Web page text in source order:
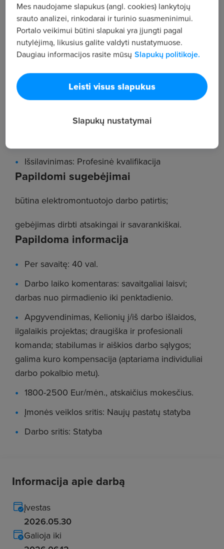
Darbo aprašymas
kabelių tiesimas; rozečių ir jungiklių montavimas,
elektros skydų įrengimas.
Darbas statybose ir renovacijos objektuose.
Reikalavimai
Pareigos: Elektromonteris
Išsilavinimas: Profesinė kvalifikacija
Papildomi sugebėjimai
būtina elektromontuotojo darbo patirtis;
gebėjimas dirbti atsakingai ir savarankiškai.
Papildoma informacija
Per savaitę: 40 val.
Darbo laiko komentaras: savaitgaliai laisvi;
darbas nuo pirmadienio iki penktadienio.
Apgyvendinimas, Kelionių į/iš darbo išlaidos,
ilgalaikis projektas; draugiška ir profesionali
komanda; stabilumas ir aiškios darbo sąlygos;
galima kuro kompensacija (aptariama individuliai
darbo pokalbio metu).
1800-2500 Eur/mėn., atskaičius mokesčius.
Įmonės veiklos sritis: Naujų pastatų statyba
Darbo sritis: Statyba
Informacija apie darbą
Įvestas
2026.05.30
Galioja iki
Mes naudojame slapukus (angl. cookies) lankytojų
srauto analizei, rinkodarai ir turinio suasmeninimui.
Portalo veikimui būtini slapukai yra įjungti pagal
nutylėjimą, likusius galite valdyti nustatymuose.
Daugiau informacijos rasite mūsų Slapukų politikoje.
Leisti visus slapukus
Slapukų nustatymai